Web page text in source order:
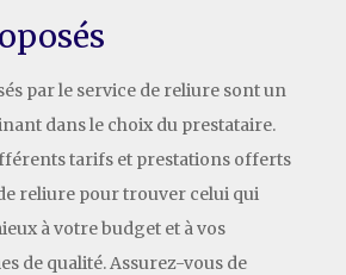
par le service de reliure sont un
dans le choix du prestataire.
tarifs et prestations offerts
reliure pour trouver celui qui
à votre budget et à vos
de qualité. Assurez-vous de